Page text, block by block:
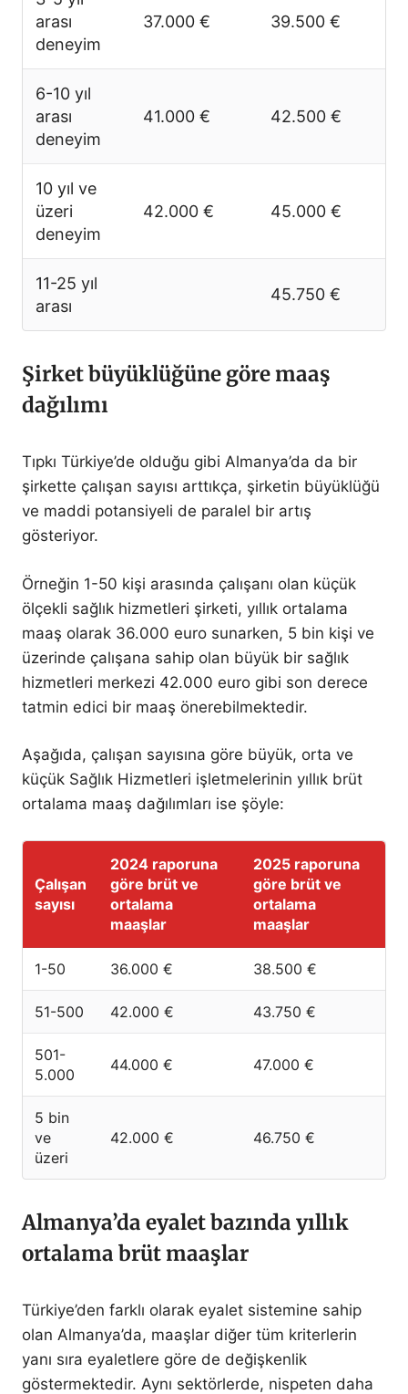
arası
deneyim
37.000 € 39.500 €
6-10 yıl
arası
deneyim
41.000 € 42.500 €
10 yıl ve
üzeri
deneyim
42.000 € 45.000 €
11-25 yıl
arası
45.750 €
Şirket büyüklüğüne göre maaş
dağılımı
Tıpkı Türkiye’de olduğu gibi Almanya’da da bir
şirkette çalışan sayısı arttıkça, şirketin büyüklüğü
ve maddi potansiyeli de paralel bir artış
gösteriyor.
Örneğin 1-50 kişi arasında çalışanı olan küçük
ölçekli sağlık hizmetleri şirketi, yıllık ortalama
maaş olarak 36.000 euro sunarken, 5 bin kişi ve
üzerinde çalışana sahip olan büyük bir sağlık
hizmetleri merkezi 42.000 euro gibi son derece
tatmin edici bir maaş önerebilmektedir.
Aşağıda, çalışan sayısına göre büyük, orta ve
küçük Sağlık Hizmetleri işletmelerinin yıllık brüt
ortalama maaş dağılımları ise şöyle:
Çalışan
sayısı
2024 raporuna
göre brüt ve
ortalama
maaşlar
2025 raporuna
göre brüt ve
ortalama
maaşlar
1-50 36.000 € 38.500 €
51-500 42.000 € 43.750 €
501-
5.000
44.000 € 47.000 €
5 bin
ve
üzeri
42.000 € 46.750 €
Almanya’da eyalet bazında yıllık
ortalama brüt maaşlar
Türkiye’den farklı olarak eyalet sistemine sahip
olan Almanya’da, maaşlar diğer tüm kriterlerin
yanı sıra eyaletlere göre de değişkenlik
göstermektedir. Aynı sektörlerde, nispeten daha